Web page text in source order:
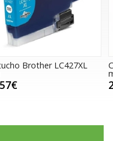
Brother LC427XL